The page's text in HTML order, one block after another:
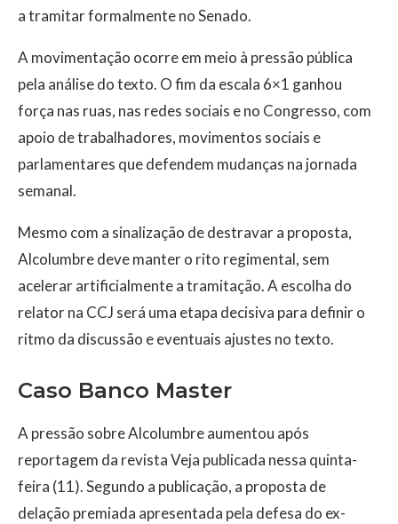
a tramitar formalmente no Senado.
A movimentação ocorre em meio à pressão pública
pela análise do texto. O fim da escala 6×1 ganhou
força nas ruas, nas redes sociais e no Congresso, com
apoio de trabalhadores, movimentos sociais e
parlamentares que defendem mudanças na jornada
semanal.
Mesmo com a sinalização de destravar a proposta,
Alcolumbre deve manter o rito regimental, sem
acelerar artificialmente a tramitação. A escolha do
relator na CCJ será uma etapa decisiva para definir o
ritmo da discussão e eventuais ajustes no texto.
Caso Banco Master
A pressão sobre Alcolumbre aumentou após
reportagem da revista Veja publicada nessa quinta-
feira (11). Segundo a publicação, a proposta de
delação premiada apresentada pela defesa do ex-